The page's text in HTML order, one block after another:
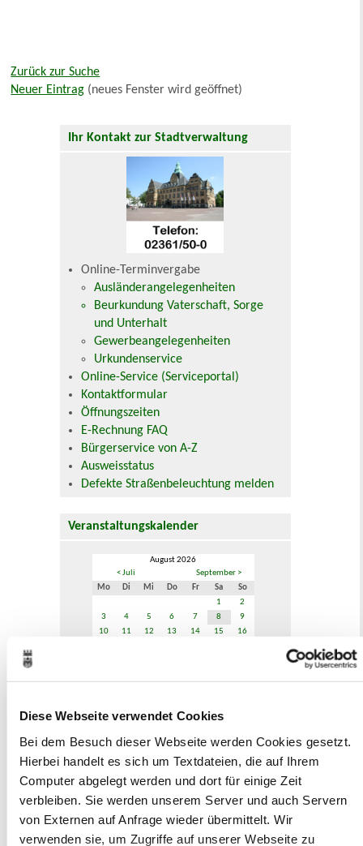
Diese Webseite verwendet Cookies
Bei dem Besuch dieser Webseite werden Cookies gesetzt.
Hierbei handelt es sich um Textdateien, die auf Ihrem
Computer abgelegt werden und dort für einige Zeit
verbleiben. Sie werden unserem Server und auch Servern
von Externen auf Anfrage wieder übermittelt. Wir
verwenden sie, um Zugriffe auf unserer Webseite zu
Zurück zur Suche
Neuer Eintrag (neues Fenster wird geöffnet)
Ihr Kontakt zur Stadtverwaltung
Online-Terminvergabe
Ausländerangelegenheiten
Beurkundung Vaterschaft, Sorge
und Unterhalt
Gewerbeangelegenheiten
Urkundenservice
Online-Service (Serviceportal)
Kontaktformular
Öffnungszeiten
E-Rechnung FAQ
Bürgerservice von A-Z
Ausweisstatus
Defekte Straßenbeleuchtung melden
Veranstaltungskalender
August 2026
< Juli
September >
Mo
Di Mi Do Fr Sa
So
1
2
3
4 5 6 7 8
9
10
11 12 13 14 15
16
Museen